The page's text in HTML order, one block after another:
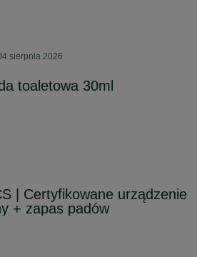
sierpnia 2026
toaletowa 30ml
| Certyfikowane urządzenie
+ zapas padów